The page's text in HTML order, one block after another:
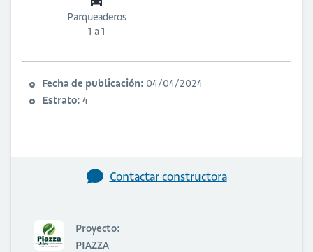
Parqueaderos
1 a 1
Fecha de publicación: 04/04/2024
Estrato: 4
Contactar constructora
Proyecto:
PIAZZA